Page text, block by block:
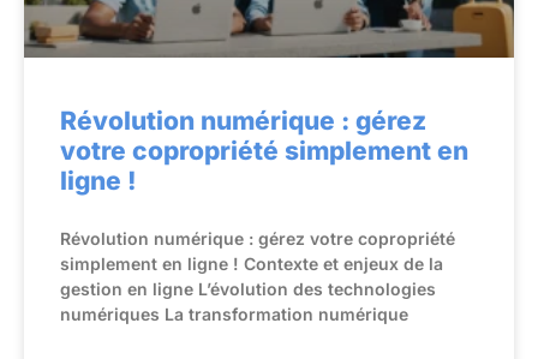
Révolution numérique : gérez
votre copropriété simplement en
ligne !
Révolution numérique : gérez votre copropriété
simplement en ligne ! Contexte et enjeux de la
gestion en ligne L’évolution des technologies
numériques La transformation numérique